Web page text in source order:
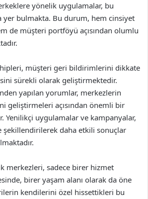
yönelik uygulamalar, bu
yer bulmakta. Bu durum, hem cinsiyet
de müşteri portföyü açısından olumlu
müşteri geri bildirimlerini dikkate
sürekli olarak geliştirmektedir.
yapılan yorumlar, merkezlerin
geliştirmeleri açısından önemli bir
Yenilikçi uygulamalar ve kampanyalar,
daha etkili sonuçlar
merkezleri, sadece birer hizmet
birer yaşam alanı olarak da öne
kendilerini özel hissettikleri bu